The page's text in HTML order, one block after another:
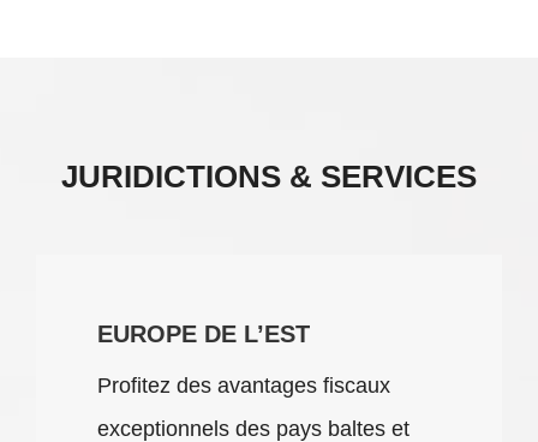
JURIDICTIONS & SERVICES
EUROPE DE L’EST
Profitez des avantages fiscaux
exceptionnels des pays baltes et